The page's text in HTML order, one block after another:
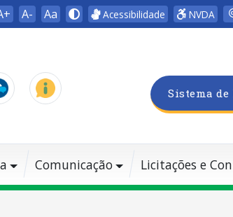
A- Aa Acessibilidade NVDA
Sistema
Comunicação Licitações e